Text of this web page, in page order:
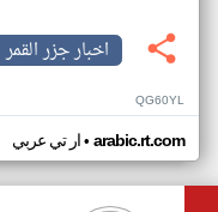
اخبار جزر القمر
QG60YL
ار تي عربي• arabic.rt.com